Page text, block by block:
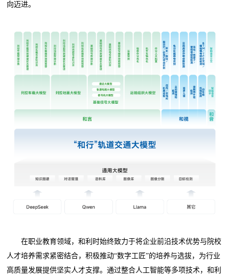
向迈进。
在职业教育领域，和利时始终致力于将企业前沿技术优势与院校
人才培养需求紧密结合，积极推动“数字工匠”的培养与选拔，为行业
高质量发展提供坚实人才支撑。通过整合人工智能等多项技术，和利